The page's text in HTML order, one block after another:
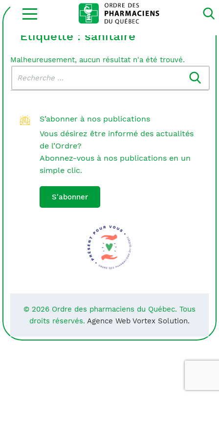
Ouvrir
la
site
Étiquette : sanitaire
Malheureusement, aucun résultat n'a été trouvé.
dans
le
S’abonner à nos publications
Vous désirez être informé des actualités
de l’Ordre?
Abonnez-vous à nos publications en un
simple clic.
S'abonner
© 2026 Ordre des pharmaciens du Québec. Tous
droits réservés. Agence Web Vortex Solution.